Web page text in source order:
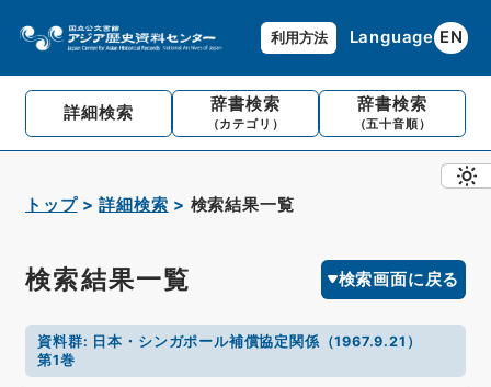
利用方法 Language EN
詳細検索 辞書検索
（カテゴリ）
辞書検索
（五十音順）
トップ 詳細検索 検索結果一覧
検索結果一覧 検索画面に戻る
資料群: 日本・シンガポール補償協定関係（1967.9.21）
第1巻